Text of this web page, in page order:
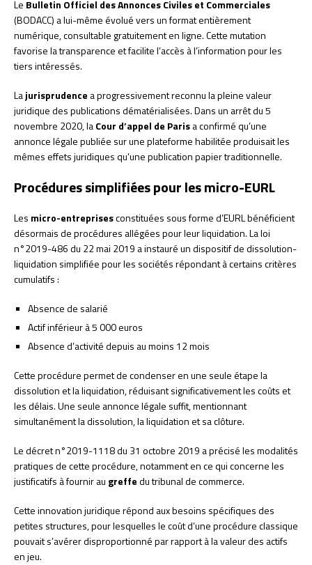
Le Bulletin Officiel des Annonces Civiles et Commerciales
(BODACC) a lui-même évolué vers un format entièrement
numérique, consultable gratuitement en ligne. Cette mutation
favorise la transparence et facilite l’accès à l’information pour les
tiers intéressés.
Lajurisprudence a progressivement reconnu la pleine valeur
juridique des publications dématérialisées. Dans un arrêt du 5
novembre 2020, laCour d’appel de Parisa confirmé qu’une
annonce légale publiée sur une plateforme habilitée produisait les
mêmes effets juridiques qu’une publication papier traditionnelle.
Procédures simplifiées pour les micro-EURL
Les micro-entreprisesconstituées sous forme d’EURL bénéficient
désormais de procédures allégées pour leur liquidation. La loi
n°2019-486 du 22 mai 2019 a instauré un dispositif de dissolution-
liquidation simplifiée pour les sociétés répondant à certains critères
cumulatifs :
Absence de salarié
Actif inférieur à 5 000 euros
Absence d’activité depuis au moins 12 mois
Cette procédure permet de condenser en une seule étape la
dissolution et la liquidation, réduisant significativement les coûts et
les délais. Une seule annonce légale suffit, mentionnant
simultanément la dissolution, la liquidation et sa clôture.
Le décret n°2019-1118 du 31 octobre 2019 a précisé les modalités
pratiques de cette procédure, notamment en ce qui concerne les
justificatifs à fournir au greffedu tribunal de commerce.
Cette innovation juridique répond aux besoins spécifiques des
petites structures, pour lesquelles le coût d’une procédure classique
pouvait s’avérer disproportionné par rapport à la valeur des actifs
en jeu.